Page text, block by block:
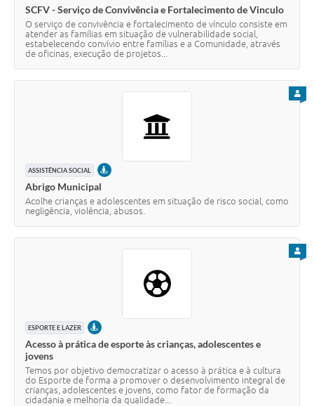
SCFV - Serviço de Convivência e Fortalecimento de Vinculo
O serviço de convivência e fortalecimento de vínculo consiste em
atender as famílias em situação de vulnerabilidade social,
estabelecendo convívio entre famílias e a Comunidade, através
de oficinas, execução de projetos...
ASSISTÊNCIA SOCIAL PRESENCIAL
Abrigo Municipal
Acolhe crianças e adolescentes em situação de risco social, como
negligência, violência, abusos.
ESPORTE E LAZER PRESENCIAL
Acesso à prática de esporte às crianças, adolescentes e
jovens
Temos por objetivo democratizar o acesso à prática e à cultura
do Esporte de forma a promover o desenvolvimento integral de
crianças, adolescentes e jovens, como fator de formação da
cidadania e melhoria da qualidade...